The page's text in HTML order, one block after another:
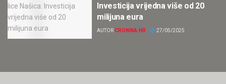
Investicija vrijedna više od 20
milijuna eura
AUTORCRONIKA.HR 27/05/2025